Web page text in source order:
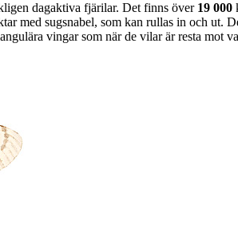
dagaktiva fjärilar. Det finns över 19 000
med sugsnabel, som kan rullas in och ut.
vingar som när de vilar är resta mot